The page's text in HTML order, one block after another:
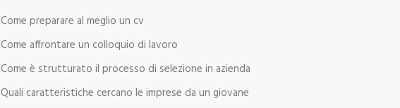
Come preparare al meglio un cv
Come affrontare un colloquio di lavoro
Come è strutturato il processo di selezione in azienda
Quali caratteristiche cercano le imprese da un giovane